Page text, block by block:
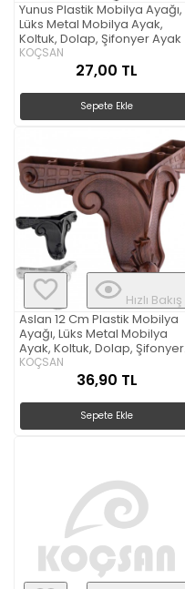
Yunus Plastik Mobilya Ayağı,
Lüks Metal Mobilya Ayak,
Koltuk, Dolap, Şifonyer Ayak
KOÇSAN
27,00 TL
Sepete Ekle
Hızlı Bakış
Aslan 12 Cm Plastik Mobilya
Ayağı, Lüks Metal Mobilya
Ayak, Koltuk, Dolap, Şifonyer
Ayak
KOÇSAN
36,90 TL
Sepete Ekle